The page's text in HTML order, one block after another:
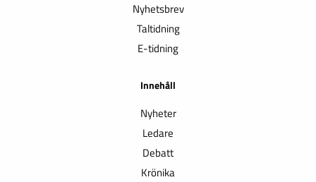
Nyhetsbrev
Taltidning
E-tidning
Innehåll
Nyheter
Ledare
Debatt
Krönika